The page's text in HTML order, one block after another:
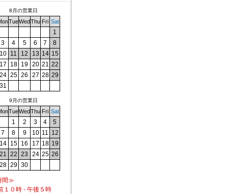
8月の営業日
TueWedThu Fri Sat
1
3 4 5 6 7
8
10 11 12 13 14 15
17 18 19 20 21 22
24 25 26 27 28 29
31
9月の営業日
TueWedThu Fri Sat
1 2 3 4
5
7 8 9 10 11 12
14 15 16 17 18 19
21 22 23 24 25 26
28 29 30
間≫
１０時 - 午後５時